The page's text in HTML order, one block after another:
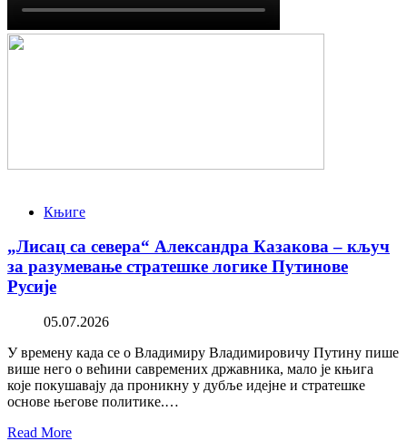
Књиге
„Лисац са севера“ Александра Казакова – кључ
за разумевање стратешке логике Путинове
Русије
05.07.2026
У времену када се о Владимиру Владимировичу Путину пише
више него о већини савремених државника, мало је књига
које покушавају да проникну у дубље идејне и стратешке
основе његове политике.…
Read More